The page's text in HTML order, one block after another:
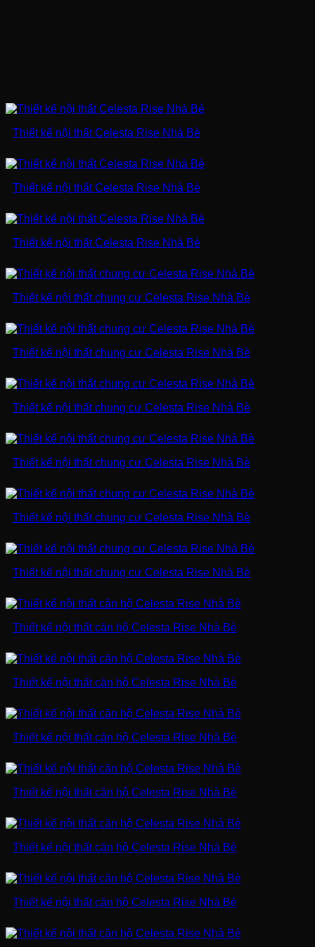
Thiết kế nội thất Celesta Rise Nhà Bè
Thiết kế nội thất Celesta Rise Nhà Bè
Thiết kế nội thất Celesta Rise Nhà Bè
Thiết kế nội thất chung cư Celesta Rise Nhà Bè
Thiết kế nội thất chung cư Celesta Rise Nhà Bè
Thiết kế nội thất chung cư Celesta Rise Nhà Bè
Thiết kế nội thất chung cư Celesta Rise Nhà Bè
Thiết kế nội thất chung cư Celesta Rise Nhà Bè
Thiết kế nội thất chung cư Celesta Rise Nhà Bè
Thiết kế nội thất căn hộ Celesta Rise Nhà Bè
Thiết kế nội thất căn hộ Celesta Rise Nhà Bè
Thiết kế nội thất căn hộ Celesta Rise Nhà Bè
Thiết kế nội thất căn hộ Celesta Rise Nhà Bè
Thiết kế nội thất căn hộ Celesta Rise Nhà Bè
Thiết kế nội thất căn hộ Celesta Rise Nhà Bè